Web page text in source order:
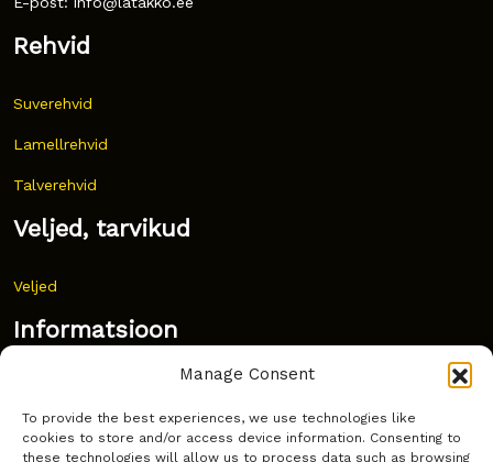
Manage Consent
To provide the best experiences, we use technologies like
cookies to store and/or access device information. Consenting to
these technologies will allow us to process data such as browsing
Rehvid
Suverehvid
Lamellrehvid
Talverehvid
Veljed, tarvikud
Veljed
Informatsioon
Korduma kippuvad küsimused